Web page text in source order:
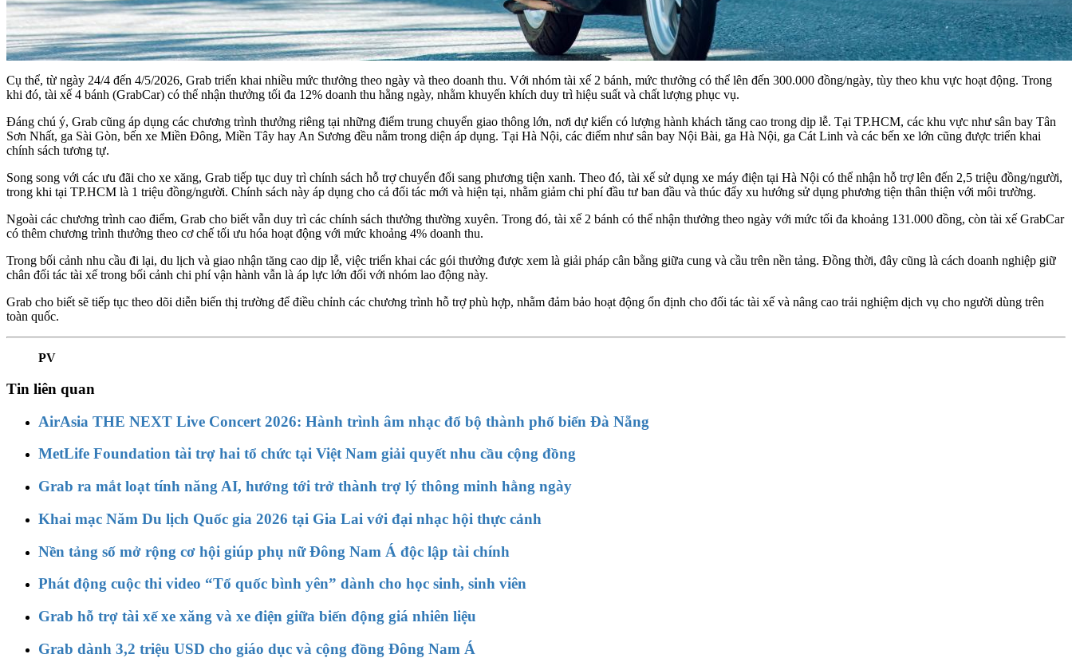
Cụ thể, từ ngày 24/4 đến 4/5/2026, Grab triển khai nhiều mức thưởng theo ngày và theo doanh thu. Với nhóm tài xế 2 bánh, mức thưởng có thể lên đến 300.000 đồng/ngày, tùy theo khu vực hoạt động. Trong
khi đó, tài xế 4 bánh (GrabCar) có thể nhận thưởng tối đa 12% doanh thu hằng ngày, nhằm khuyến khích duy trì hiệu suất và chất lượng phục vụ.
Đáng chú ý, Grab cũng áp dụng các chương trình thưởng riêng tại những điểm trung chuyển giao thông lớn, nơi dự kiến có lượng hành khách tăng cao trong dịp lễ. Tại TP.HCM, các khu vực như sân bay Tân
Sơn Nhất, ga Sài Gòn, bến xe Miền Đông, Miền Tây hay An Sương đều nằm trong diện áp dụng. Tại Hà Nội, các điểm như sân bay Nội Bài, ga Hà Nội, ga Cát Linh và các bến xe lớn cũng được triển khai
chính sách tương tự.
Song song với các ưu đãi cho xe xăng, Grab tiếp tục duy trì chính sách hỗ trợ chuyển đổi sang phương tiện xanh. Theo đó, tài xế sử dụng xe máy điện tại Hà Nội có thể nhận hỗ trợ lên đến 2,5 triệu đồng/người,
trong khi tại TP.HCM là 1 triệu đồng/người. Chính sách này áp dụng cho cả đối tác mới và hiện tại, nhằm giảm chi phí đầu tư ban đầu và thúc đẩy xu hướng sử dụng phương tiện thân thiện với môi trường.
Ngoài các chương trình cao điểm, Grab cho biết vẫn duy trì các chính sách thưởng thường xuyên. Trong đó, tài xế 2 bánh có thể nhận thưởng theo ngày với mức tối đa khoảng 131.000 đồng, còn tài xế GrabCar
có thêm chương trình thưởng theo cơ chế tối ưu hóa hoạt động với mức khoảng 4% doanh thu.
Trong bối cảnh nhu cầu đi lại, du lịch và giao nhận tăng cao dịp lễ, việc triển khai các gói thưởng được xem là giải pháp cân bằng giữa cung và cầu trên nền tảng. Đồng thời, đây cũng là cách doanh nghiệp giữ
chân đối tác tài xế trong bối cảnh chi phí vận hành vẫn là áp lực lớn đối với nhóm lao động này.
Grab cho biết sẽ tiếp tục theo dõi diễn biến thị trường để điều chỉnh các chương trình hỗ trợ phù hợp, nhằm đảm bảo hoạt động ổn định cho đối tác tài xế và nâng cao trải nghiệm dịch vụ cho người dùng trên
toàn quốc.
PV
Tin liên quan
AirAsia THE NEXT Live Concert 2026: Hành trình âm nhạc đổ bộ thành phố biển Đà Nẵng
MetLife Foundation tài trợ hai tổ chức tại Việt Nam giải quyết nhu cầu cộng đồng
Grab ra mắt loạt tính năng AI, hướng tới trở thành trợ lý thông minh hằng ngày
Khai mạc Năm Du lịch Quốc gia 2026 tại Gia Lai với đại nhạc hội thực cảnh
Nền tảng số mở rộng cơ hội giúp phụ nữ Đông Nam Á độc lập tài chính
Phát động cuộc thi video “Tổ quốc bình yên” dành cho học sinh, sinh viên
Grab hỗ trợ tài xế xe xăng và xe điện giữa biến động giá nhiên liệu
Grab dành 3,2 triệu USD cho giáo dục và cộng đồng Đông Nam Á